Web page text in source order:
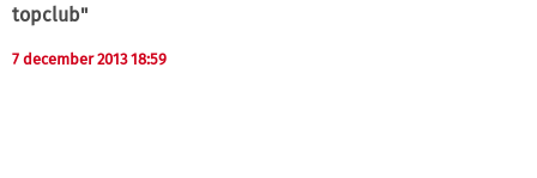
topclub"
7 december 2013 18:59